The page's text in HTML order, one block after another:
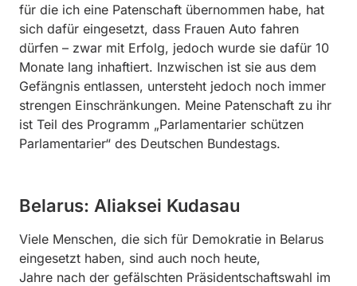
für die ich eine Patenschaft übernommen habe, hat
sich dafür eingesetzt, dass Frauen Auto fahren
dürfen – zwar mit Erfolg, jedoch wurde sie dafür 10
Monate lang inhaftiert. Inzwischen ist sie aus dem
Gefängnis entlassen, untersteht jedoch noch immer
strengen Einschränkungen. Meine Patenschaft zu ihr
ist Teil des Programm „Parlamentarier schützen
Parlamentarier“ des Deutschen Bundestags.
Belarus: Aliaksei Kudasau
Viele Menschen, die sich für Demokratie in Belarus
eingesetzt haben, sind auch noch heute,
Jahre nach der gefälschten Präsidentschaftswahl im